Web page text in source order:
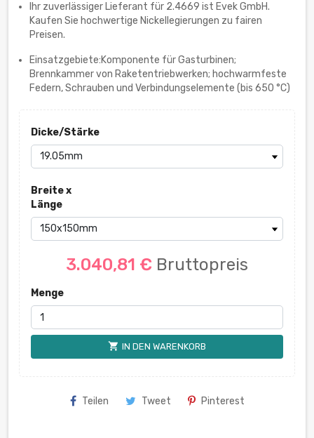
Ihr zuverlässiger Lieferant für 2.4669 ist Evek GmbH.
Kaufen Sie hochwertige Nickellegierungen zu fairen
Preisen.
Einsatzgebiete:Komponente für Gasturbinen;
Brennkammer von Raketentriebwerken; hochwarmfeste
Federn, Schrauben und Verbindungselemente (bis 650 °C)
Dicke/Stärke
Breite x
Länge
3.040,81 € Bruttopreis
Menge
shopping_cart IN DEN WARENKORB
Teilen Tweet Pinterest